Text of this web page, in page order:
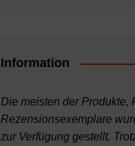
Information
Die meisten der Produkte,
Rezensionsexemplare
zur Verfügung gestellt.